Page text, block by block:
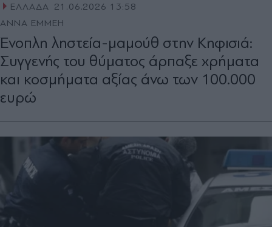
ΕΛΛΑΔΑ 21.06.2026 13:58
ΑΝΝΑ ΕΜΜΕΗ
Ένοπλη ληστεία-μαμούθ στην Κηφισιά:
Συγγενής του θύματος άρπαξε χρήματα
και κοσμήματα αξίας άνω των 100.000
ευρώ